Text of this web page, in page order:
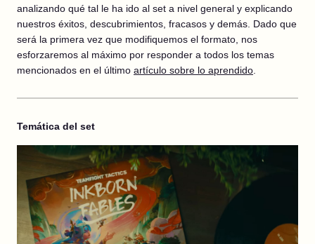
analizando qué tal le ha ido al set a nivel general y explicando
nuestros éxitos, descubrimientos, fracasos y demás. Dado que
será la primera vez que modifiquemos el formato, nos
esforzaremos al máximo por responder a todos los temas
mencionados en el último artículo sobre lo aprendido
Temática del set